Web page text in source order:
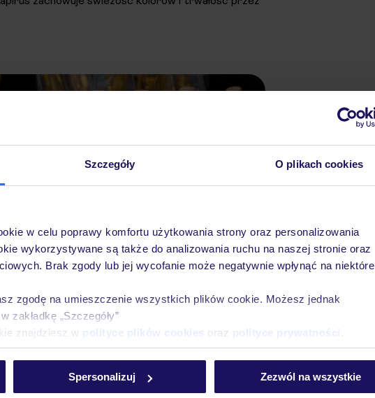
Szczegóły O plikach cookies
w celu poprawy komfortu użytkowania strony oraz personalizowania
wykorzystywane są także do analizowania ruchu na naszej stronie oraz
Brak zgody lub jej wycofanie może negatywnie wpłynąć na niektóre
zgodę na umieszczenie wszystkich plików cookie. Możesz jednak
zakładkę „Szczegóły”
znajdziesz w polityce plików cookies oraz polityce prywatności
Spersonalizuj Zezwól na wszystkie